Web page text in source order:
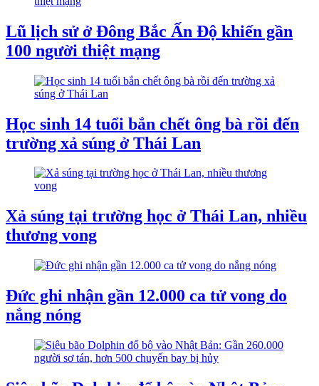
Lũ lịch sử ở Đông Bắc Ấn Độ khiến gần
100 người thiệt mạng
Học sinh 14 tuổi bắn chết ông bà rồi đến
trường xả súng ở Thái Lan
Xả súng tại trường học ở Thái Lan, nhiều
thương vong
Đức ghi nhận gần 12.000 ca tử vong do
nắng nóng